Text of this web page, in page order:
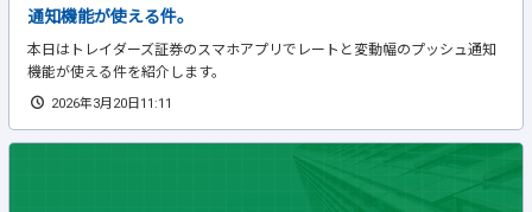
通知機能が使える件。
本日はトレイダーズ証券のスマホアプリでレートと変動幅のプッシュ通知
機能が使える件を紹介します。
2026年3月20日11:11